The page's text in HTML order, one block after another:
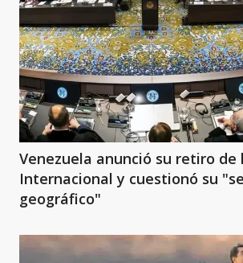
Venezuela anunció su retiro de
Internacional y cuestionó su
geográfico"